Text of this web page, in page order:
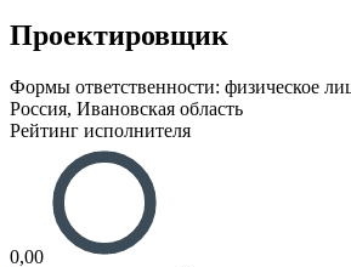
Проектировщик
Формы ответственности: физическое
Россия, Ивановская область
Рейтинг исполнителя
0,00